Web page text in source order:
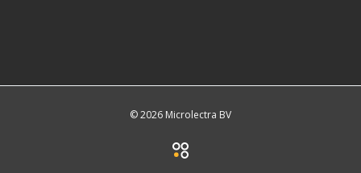
© 2026 Microlectra BV